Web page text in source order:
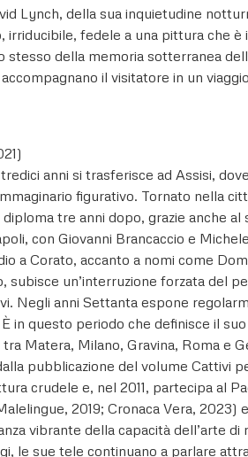
Lynch, della sua inquietudine
fedele a una pittura che
della memoria sotterranea
il visitatore in un
anni si trasferisce ad Assisi,
figurativo. Tornato nella
tre anni dopo, grazie anche
con Giovanni Brancaccio e
a Corato, accanto a nomi come
un’interruzione forzata del
Negli anni Settanta espone
in questo periodo che definisce il
Matera, Milano, Gravina, Roma e
pubblicazione del volume Cattivi
crudele e, nel 2011, partecipa al
2019; Cronaca Vera,
vibrante della capacità dell’arte
le sue tele continuano a parlare